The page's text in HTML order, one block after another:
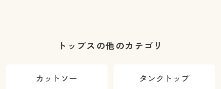
トップスの他のカテゴリ
カットソー タンクトップ